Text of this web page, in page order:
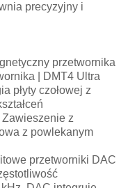
precyzyjny i
przetwornika
| DMT4 Ultra
płyty czołowej z
Zawieszenie z
z powlekanym
przetworniki DAC